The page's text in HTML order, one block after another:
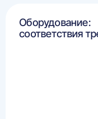
Оборудование:
соответствия